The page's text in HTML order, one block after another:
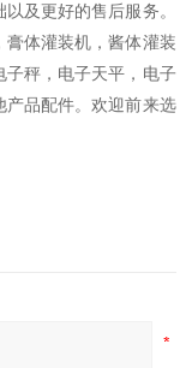
及更好的售后服务。
膏体灌装机，酱体灌装
子秤，电子天平，电子
产品配件。欢迎前来选